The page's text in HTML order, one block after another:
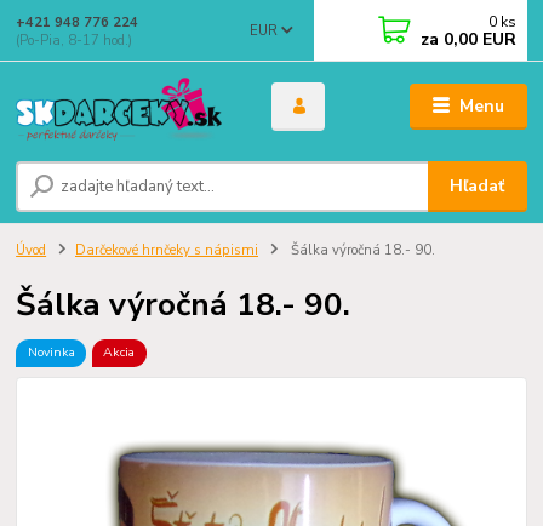
Menu
EUR
Hľadať
+421 948 776 224
(Po-Pia, 8-17 hod.)
0 ks
za 0,00 EUR
Úvod Darčekové hrnčeky s nápismi Šálka výročná 18.- 90.
Šálka výročná 18.- 90.
Novinka Akcia